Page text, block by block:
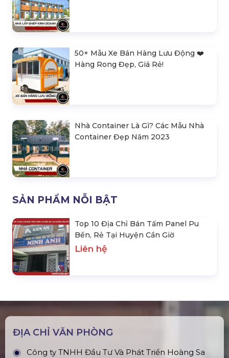
50+ Mẫu Xe Bán Hàng Lưu Động ❤️️
Hàng Rong Đẹp, Giá Rẻ!
Nhà Container Là Gì? Các Mẫu Nhà
Container Đẹp Năm 2023
SẢN PHẨM NỖI BẬT
Top 10 Địa Chỉ Bán Tấm Panel Pu
Bền, Rẻ Tại Huyện Cần Giờ
Liên hệ
ĐỊA CHỈ VĂN PHÒNG
Công ty TNHH Đầu Tư Và Phát Triển Hoàng Sa